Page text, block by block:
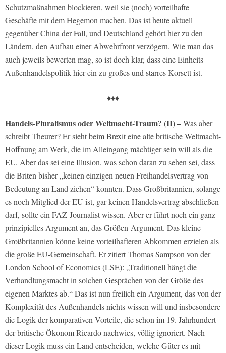
Schutzmaßnahmen blockieren, weil sie (noch) vorteilhafte
Geschäfte mit dem Hegemon machen. Das ist heute aktuell
gegenüber China der Fall, und Deutschland gehört hier zu den
Ländern, den Aufbau einer Abwehrfront verzögern. Wie man das
auch jeweils bewerten mag, so ist doch klar, dass eine Einheits-
Außenhandelspolitik hier ein zu großes und starres Korsett ist.
♦♦♦
Handels-Pluralismus oder Weltmacht-Traum? (II) –Was aber
schreibt Theurer? Er sieht beim Brexit eine alte britische Weltmacht-
Hoffnung am Werk, die im Alleingang mächtiger sein will als die
EU. Aber das sei eine Illusion, was schon daran zu sehen sei, dass
die Briten bisher „keinen einzigen neuen Freihandelsvertrag von
Bedeutung an Land ziehen“ konnten. Dass Großbritannien, solange
es noch Mitglied der EU ist, gar keinen Handelsvertrag abschließen
darf, sollte ein FAZ-Journalist wissen. Aber er führt noch ein ganz
prinzipielles Argument an, das Größen-Argument. Das kleine
Großbritannien könne keine vorteilhafteren Abkommen erzielen als
die große EU-Gemeinschaft. Er zitiert Thomas Sampson von der
London School of Economics (LSE): „Traditionell hängt die
Verhandlungsmacht in solchen Gesprächen von der Größe des
eigenen Marktes ab.“ Das ist nun freilich ein Argument, das von der
Komplexität des Außenhandels nichts wissen will und insbesondere
die Logik der komparativen Vorteile, die schon im 19. Jahrhundert
der britische Ökonom Ricardo nachwies, völlig ignoriert. Nach
dieser Logik muss ein Land entscheiden, welche Güter es mit